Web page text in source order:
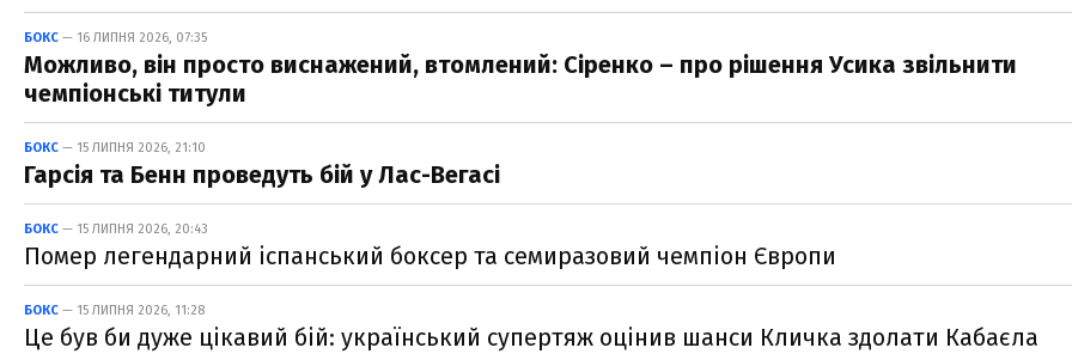
БОКС — 16 ЛИПНЯ 2026, 07:35
Можливо, він просто виснажений, втомлений: Сіренко – про рішення Усика звільнити
чемпіонські титули
БОКС — 15 ЛИПНЯ 2026, 21:10
Гарсія та Бенн проведуть бій у Лас-Вегасі
БОКС — 15 ЛИПНЯ 2026, 20:43
Помер легендарний іспанський боксер та семиразовий чемпіон Європи
БОКС — 15 ЛИПНЯ 2026, 11:28
Це був би дуже цікавий бій: український супертяж оцінив шанси Кличка здолати Кабаєла